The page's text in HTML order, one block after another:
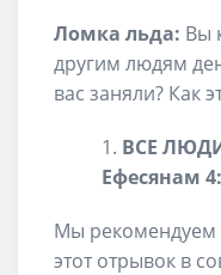
Ломка льда: Вы
другим людям
вас заняли? Как
ВСЕ
Ефесянам
Мы рекомендуем
этот отрывок в